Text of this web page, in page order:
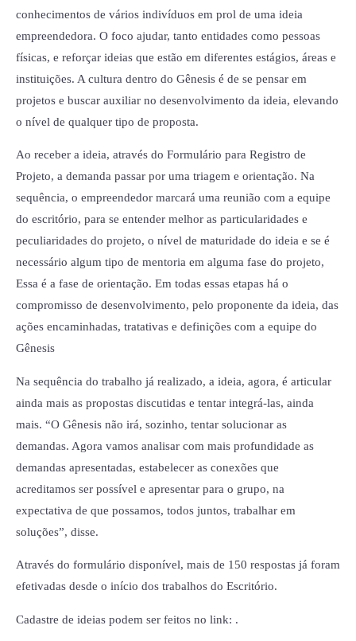
conhecimentos de vários indivíduos em prol de uma ideia
empreendedora. O foco ajudar, tanto entidades como pessoas
físicas, e reforçar ideias que estão em diferentes estágios, áreas e
instituições. A cultura dentro do Gênesis é de se pensar em
projetos e buscar auxiliar no desenvolvimento da ideia, elevando
o nível de qualquer tipo de proposta.
Ao receber a ideia, através do Formulário para Registro de
Projeto, a demanda passar por uma triagem e orientação. Na
sequência, o empreendedor marcará uma reunião com a equipe
do escritório, para se entender melhor as particularidades e
peculiaridades do projeto, o nível de maturidade do ideia e se é
necessário algum tipo de mentoria em alguma fase do projeto,
Essa é a fase de orientação. Em todas essas etapas há o
compromisso de desenvolvimento, pelo proponente da ideia, das
ações encaminhadas, tratativas e definições com a equipe do
Gênesis
Na sequência do trabalho já realizado, a ideia, agora, é articular
ainda mais as propostas discutidas e tentar integrá-las, ainda
mais. “O Gênesis não irá, sozinho, tentar solucionar as
demandas. Agora vamos analisar com mais profundidade as
demandas apresentadas, estabelecer as conexões que
acreditamos ser possível e apresentar para o grupo, na
expectativa de que possamos, todos juntos, trabalhar em
soluções”, disse.
Através do formulário disponível, mais de 150 respostas já foram
efetivadas desde o início dos trabalhos do Escritório.
Cadastre de ideias podem ser feitos no link: .